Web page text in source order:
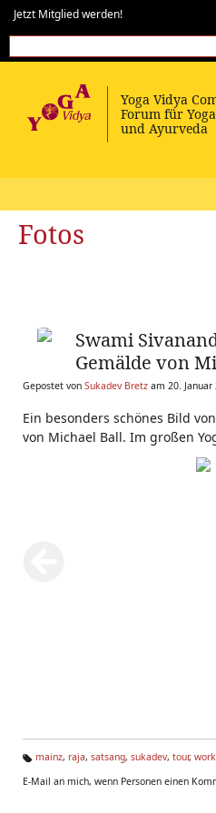
Jetzt Mitglied werden!
Fotos
Swami
Gemälde von
Gepostet von Sukadev Bretz am 20. Januar
Ein besonders schönes Bild
von Michael Ball. Im großen
g
mainz, raja, satsang, sukadev, tour,
E-Mail an mich, wenn Personen einen